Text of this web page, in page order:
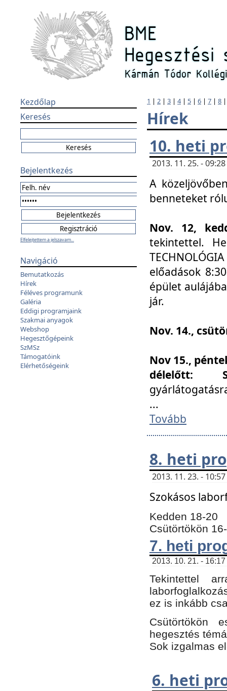
Kezdőlap
Keresés
Bejelentkezés
Elfelejtettem a jelszavam...
Navigáció
Bemutatkozás
Hírek
Féléves programunk
Galéria
Eddigi programjaink
Szakmai anyagok
Webshop
Hegesztőgépeink
SzMSz
Támogatóink
Elérhetőségeink
1 | 2 | 3 | 4| 5 | 6 | 7 | 8
Hírek
10. heti
2013. 11. 25. -
A
benneteket
Nov. 12,
tekintettel.
előadások
épület
jár.
Nov. 14.,
Nov 15.,
délelőtt:
...
Tovább
8. heti
2013. 11. 23. -
Szokásos
Kedden 18-20
Csütörtökön
7. heti
2013. 10. 21. -
Tekintettel
ez is inkább
Csütörtökön
hegesztés
Sok izgalmas
6. heti